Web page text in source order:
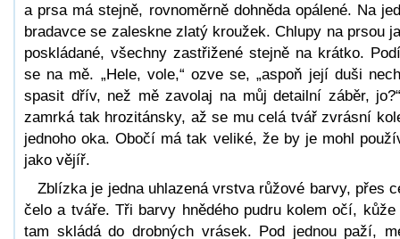
a prsa má stejně, rovnoměrně dohněda opálené. Na
bradavce se zaleskne zlatý kroužek. Chlupy na prsou
poskládané, všechny zastřižené stejně na krátko.
se na mě. „Hele, vole,“ ozve se, „aspoň její duši
spasit dřív, než mě zavolaj na můj detailní záběr,
zamrká tak hrozitánsky, až se mu celá tvář zvrásní
jednoho oka. Obočí má tak veliké, že by je mohl
jako vějíř.
Zblízka je jedna uhlazená vrstva růžové barvy, přes
čelo a tváře. Tři barvy hnědého pudru kolem očí, kůže
tam skládá do drobných vrásek. Pod jednou paží,